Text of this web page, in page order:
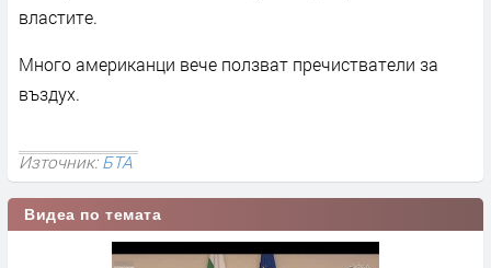
властите.
Много американци вече ползват пречистватели за
въздух.
Източник:БТА
Видеа по темата